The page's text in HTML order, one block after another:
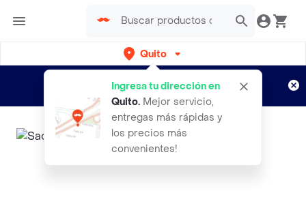
Quito
Ingresa tu dirección en
Quito. Mejor servicio,
entregas más rápidas y
los precios más
convenientes!
envíos gratis por semanas
Aplican TyC